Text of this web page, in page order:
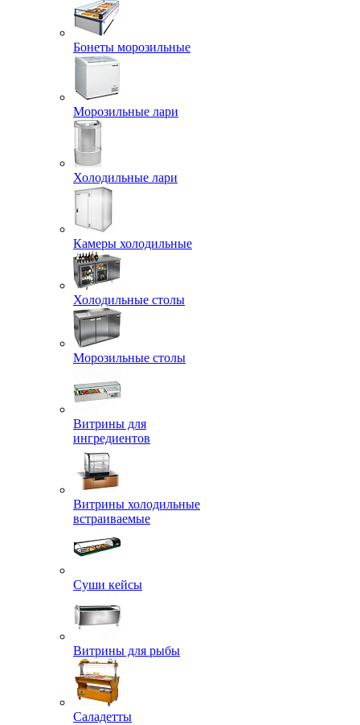
Бонеты морозильные
Морозильные лари
Холодильные лари
Камеры холодильные
Холодильные столы
Морозильные столы
Витрины для
ингредиентов
Витрины холодильные
встраиваемые
Суши кейсы
Витрины для рыбы
Саладетты